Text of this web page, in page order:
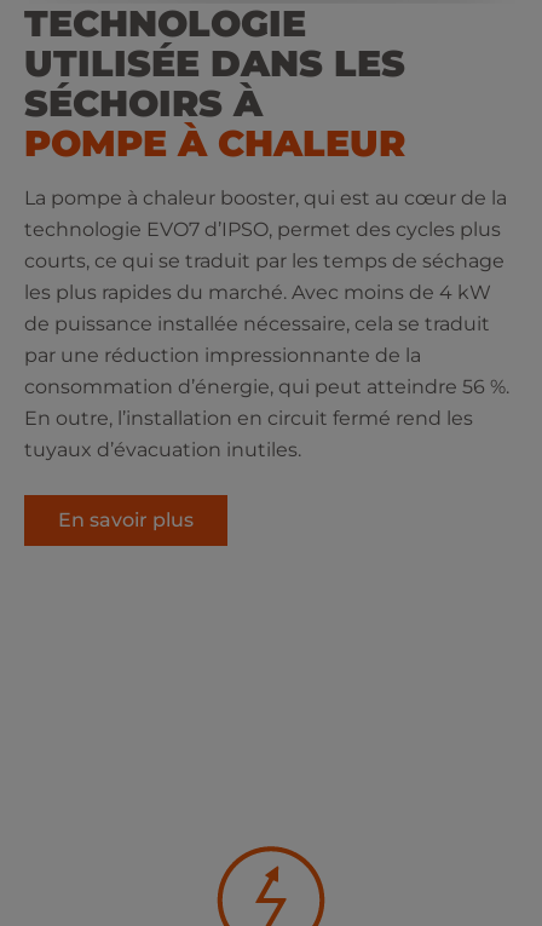
TECHNOLOGIE
UTILISÉE DANS LES
SÉCHOIRS À
POMPE À CHALEUR
La pompe à chaleur booster, qui est au cœur de la
technologie EVO7 d’IPSO, permet des cycles plus
courts, ce qui se traduit par les temps de séchage
les plus rapides du marché. Avec moins de 4 kW
de puissance installée nécessaire, cela se traduit
par une réduction impressionnante de la
consommation d’énergie, qui peut atteindre 56 %.
En outre, l’installation en circuit fermé rend les
tuyaux d’évacuation inutiles.
En savoir plus